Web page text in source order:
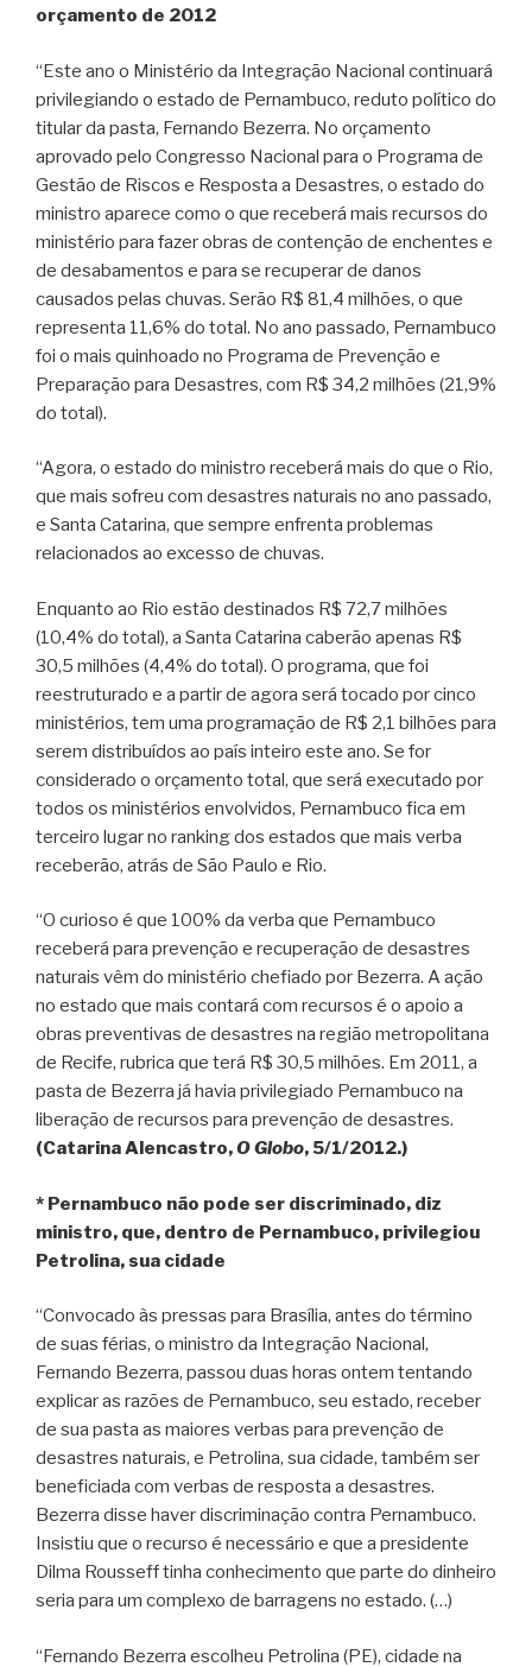
orçamento de 2012
“Este ano o Ministério da Integração Nacional continuará
privilegiando o estado de Pernambuco, reduto político do
titular da pasta, Fernando Bezerra. No orçamento
aprovado pelo Congresso Nacional para o Programa de
Gestão de Riscos e Resposta a Desastres, o estado do
ministro aparece como o que receberá mais recursos do
ministério para fazer obras de contenção de enchentes e
de desabamentos e para se recuperar de danos
causados pelas chuvas. Serão R$ 81,4 milhões, o que
representa 11,6% do total. No ano passado, Pernambuco
foi o mais quinhoado no Programa de Prevenção e
Preparação para Desastres, com R$ 34,2 milhões (21,9%
do total).
“Agora, o estado do ministro receberá mais do que o Rio,
que mais sofreu com desastres naturais no ano passado,
e Santa Catarina, que sempre enfrenta problemas
relacionados ao excesso de chuvas.
Enquanto ao Rio estão destinados R$ 72,7 milhões
(10,4% do total), a Santa Catarina caberão apenas R$
30,5 milhões (4,4% do total). O programa, que foi
reestruturado e a partir de agora será tocado por cinco
ministérios, tem uma programação de R$ 2,1 bilhões para
serem distribuídos ao país inteiro este ano. Se for
considerado o orçamento total, que será executado por
todos os ministérios envolvidos, Pernambuco fica em
terceiro lugar no ranking dos estados que mais verba
receberão, atrás de São Paulo e Rio.
“O curioso é que 100% da verba que Pernambuco
receberá para prevenção e recuperação de desastres
naturais vêm do ministério chefiado por Bezerra. A ação
no estado que mais contará com recursos é o apoio a
obras preventivas de desastres na região metropolitana
de Recife, rubrica que terá R$ 30,5 milhões. Em 2011, a
pasta de Bezerra já havia privilegiado Pernambuco na
liberação de recursos para prevenção de desastres.
(Catarina Alencastro,O Globo, 5/1/2012.)
* Pernambuco não pode ser discriminado, diz
ministro, que, dentro de Pernambuco, privilegiou
Petrolina, sua cidade
“Convocado às pressas para Brasília, antes do término
de suas férias, o ministro da Integração Nacional,
Fernando Bezerra, passou duas horas ontem tentando
explicar as razões de Pernambuco, seu estado, receber
de sua pasta as maiores verbas para prevenção de
desastres naturais, e Petrolina, sua cidade, também ser
beneficiada com verbas de resposta a desastres.
Bezerra disse haver discriminação contra Pernambuco.
Insistiu que o recurso é necessário e que a presidente
Dilma Rousseff tinha conhecimento que parte do dinheiro
seria para um complexo de barragens no estado. (…)
“Fernando Bezerra escolheu Petrolina (PE), cidade na